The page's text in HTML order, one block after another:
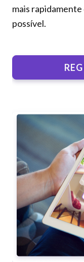
mais
possível.